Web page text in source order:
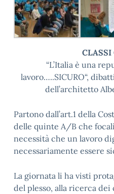
CLASSI
“L’Italia è una
lavoro…..SICURO“,
dell’architetto
Partono dall’art.1 della
delle quinte A/B che
necessità che un lavoro
necessariamente essere
La giornata li ha visti
del plesso, alla ricerca